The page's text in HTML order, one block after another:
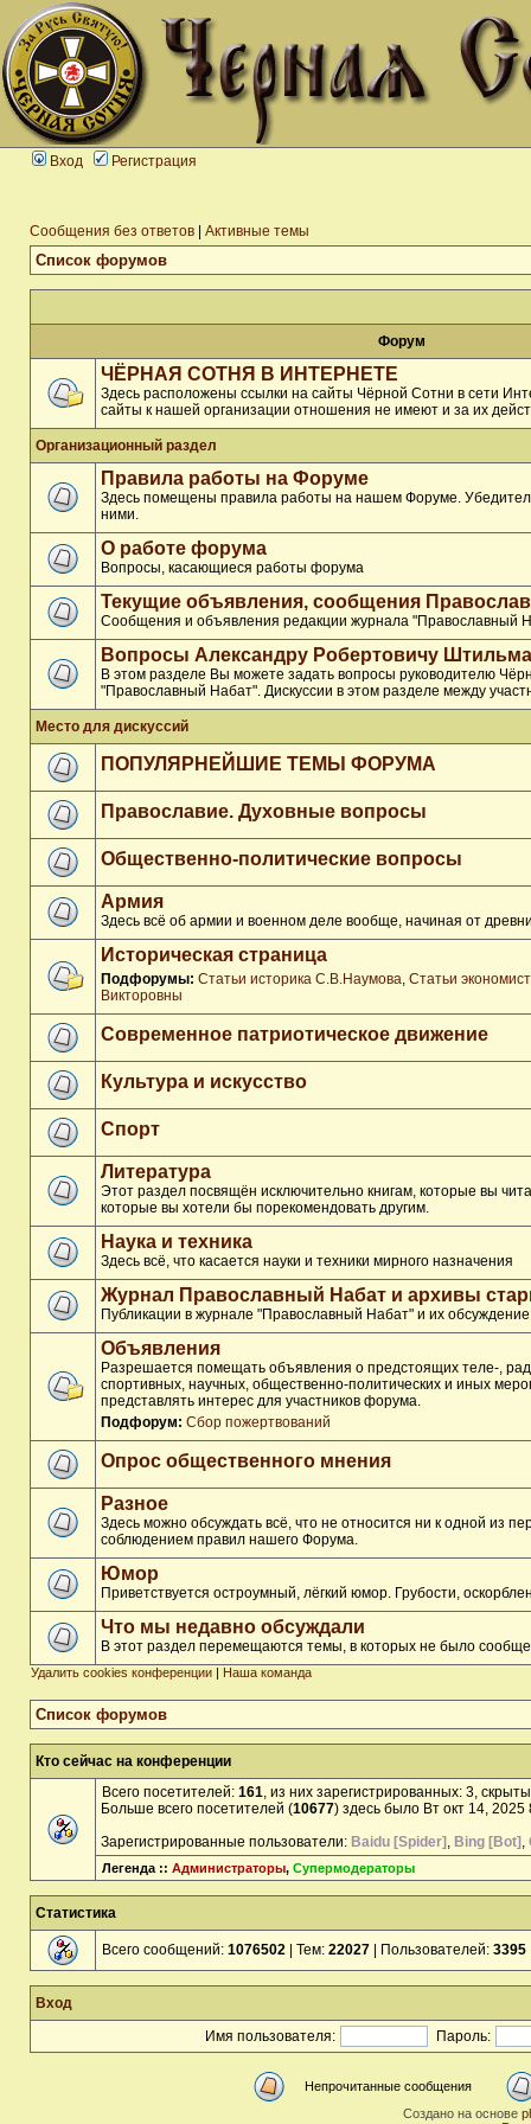
Вход Регистрация
Сообщения без ответов Активные темы
Список форумов
Форум
ЧЁРНАЯ СОТНЯ В ИНТЕРНЕТЕ
Здесь расположены ссылки на сайты Чёрной Сотни в сети
сайты к нашей организации отношения не имеют и за их
Организационный раздел
Правила работы на Форуме
Здесь помещены правила работы на нашем Форуме.
ними.
О работе форума
Вопросы, касающиеся работы форума
Текущие объявления, сообщения
Сообщения и объявления редакции журнала "Православный
Вопросы Александру Робертовичу
В этом разделе Вы можете задать вопросы руководителю
"Православный Набат". Дискуссии в этом разделе между
Место для дискуссий
ПОПУЛЯРНЕЙШИЕ ТЕМЫ ФОРУМА
Православие. Духовные вопросы
Общественно-политические вопросы
Армия
Здесь всё об армии и военном деле вообще, начиная от
Историческая страница
Подфорумы: Статьи историка С.В.Наумова, Статьи
Викторовны
Современное патриотическое движение
Культура и искусство
Спорт
Литература
Этот раздел посвящён исключительно книгам, которые вы
которые вы хотели бы порекомендовать другим.
Наука и техника
Здесь всё, что касается науки и техники мирного назначения
Журнал Православный Набат и архивы
Публикации в журнале "Православный Набат" и их обсуждение
Объявления
Разрешается помещать объявления о предстоящих теле-,
спортивных, научных, общественно-политических и иных
представлять интерес для участников форума.
Подфорум: Сбор пожертвований
Опрос общественного мнения
Разное
Здесь можно обсуждать всё, что не относится ни к одной из
соблюдением правил нашего Форума.
Юмор
Приветствуется остроумный, лёгкий юмор. Грубости,
Что мы недавно обсуждали
В этот раздел перемещаются темы, в которых не было
Удалить cookies конференции | Наша команда
Список форумов
Кто сейчас на конференции
Всего посетителей: 161, из них зарегистрированных: 3,
Больше всего посетителей (10677) здесь было Вт окт 14, 2025
Зарегистрированные пользователи: Baidu [Spider] , Bing [Bot] ,
Легенда :: Администраторы, Супермодераторы
Статистика
Всего сообщений: 1076502 | Тем: 22027 | Пользователей: 3395
Вход
Имя пользователя:
Пароль:
Непрочитанные сообщения
Создано на основе